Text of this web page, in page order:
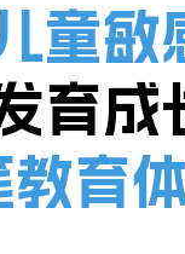
童敏
育成
教育